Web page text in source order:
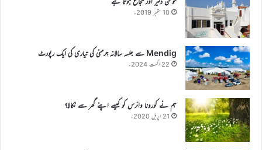
10 ستمبر 2019ء
Mendig سے جلسہ سالانہ جرمنی کی تیاری کی ایک رپورٹ
22 اگست 2024ء
ہم نے کورونا وائرس کو کیسے اپنے گھر سے نکالا؟
21 اپریل 2020ء